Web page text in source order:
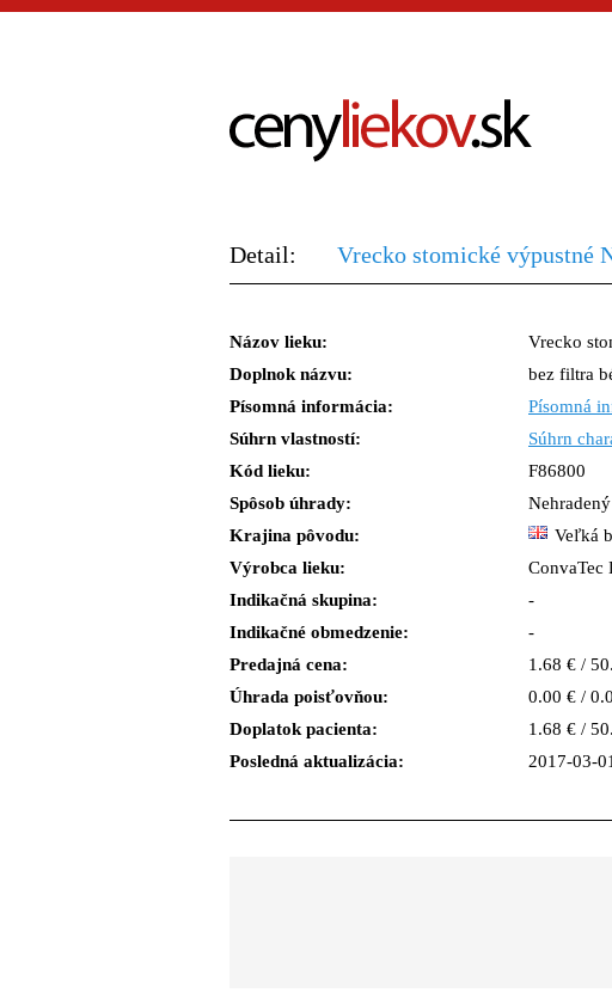
Detail: Vrecko stomické výpustné
Názov lieku:
Vrecko
Doplnok názvu:
bez filtra
Písomná informácia:
Písomná
Súhrn vlastností:
Súhrn
Kód lieku:
F86800
Spôsob úhrady:
Krajina pôvodu:
Veľká
Výrobca lieku:
ConvaTec
Indikačná skupina:
-
Indikačné obmedzenie:
-
Predajná cena:
1.68 € /
Úhrada poisťovňou:
0.00 € /
Doplatok pacienta:
1.68 € /
Posledná aktualizácia:
2017-03-01